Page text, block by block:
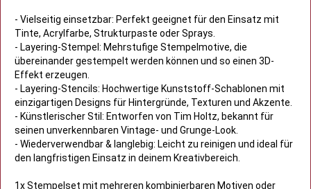
- Vielseitig einsetzbar: Perfekt geeignet für den Einsatz mit
Tinte, Acrylfarbe, Strukturpaste oder Sprays.
- Layering-Stempel: Mehrstufige Stempelmotive, die
übereinander gestempelt werden können und so einen 3D-
Effekt erzeugen.
- Layering-Stencils: Hochwertige Kunststoff-Schablonen mit
einzigartigen Designs für Hintergründe, Texturen und Akzente.
- Künstlerischer Stil: Entworfen von Tim Holtz, bekannt für
seinen unverkennbaren Vintage- und Grunge-Look.
- Wiederverwendbar & langlebig: Leicht zu reinigen und ideal für
den langfristigen Einsatz in deinem Kreativbereich.
1x Stempelset mit mehreren kombinierbaren Motiven oder